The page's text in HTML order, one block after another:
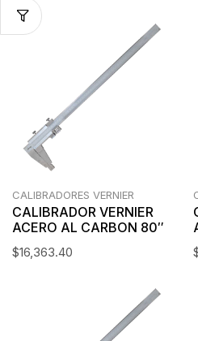
CALIBRADORES VERNIER
CALIBRADOR VERNIER
ACERO AL CARBON 80″
$16,363.40